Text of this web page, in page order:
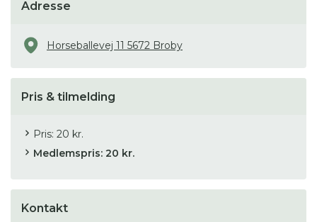
Adresse
Horseballevej 11 5672 Broby
Pris & tilmelding
Pris: 20 kr.
Medlemspris: 20 kr.
Kontakt